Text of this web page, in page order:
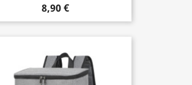
8,90 €